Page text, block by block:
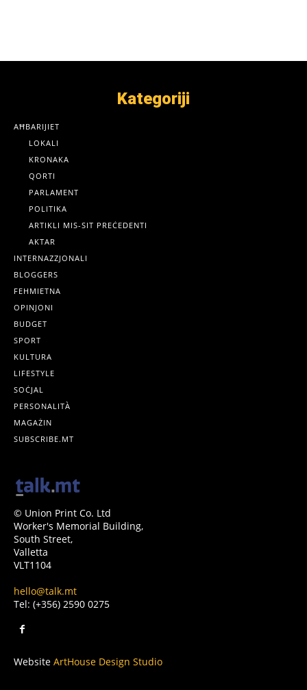
Kategoriji
AĦBARIJIET
LOKALI
KRONAKA
QORTI
PARLAMENT
POLITIKA
ARTIKLI MIS-SIT PREĊEDENTI
AKTAR
INTERNAZZJONALI
BLOGGERS
FEHMIETNA
OPINJONI
BUDGET
SPORT
KULTURA
LIFESTYLE
SOĊJAL
PERSONALITÀ
MAGAŻIN
SUBSCRIBE.MT
© Union Print Co. Ltd
Worker's Memorial Building,
South Street,
Valletta
VLT1104
hello@talk.mt
Tel: (+356) 2590 0275
Website ArtHouse Design Studio